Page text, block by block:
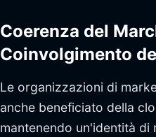
Coerenza del
Coinvolgimento
Le organizzazioni di
anche beneficiato della
mantenendo un'identità